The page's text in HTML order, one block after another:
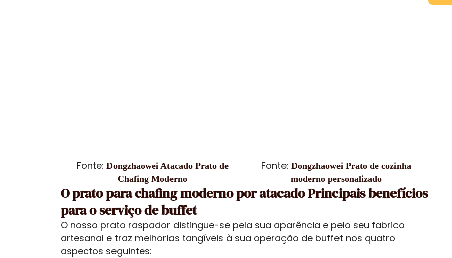
Fonte: Dongzhaowei Atacado Prato de
Chafing Moderno
Fonte: Dongzhaowei Prato de cozinha
moderno personalizado
O prato para chafing moderno por atacado Principais benefícios
para o serviço de buffet
O nosso prato raspador distingue-se pela sua aparência e pelo seu fabrico
artesanal e traz melhorias tangíveis à sua operação de buffet nos quatro
aspectos seguintes: